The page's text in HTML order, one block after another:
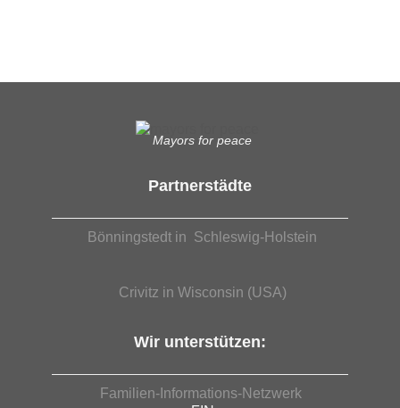
Mayors for peace
Partnerstädte
Bönningstedt in Schleswig-Holstein
Crivitz in Wisconsin (USA)
Wir unterstützen:
Familien-Informations-Netzwerk